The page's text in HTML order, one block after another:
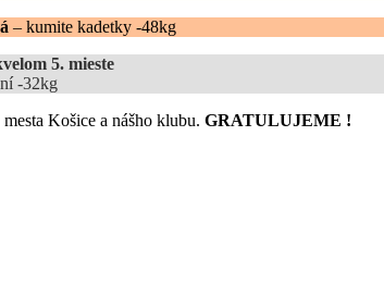
– kumite kadetky -48kg
5. mieste
-32kg
Košice a nášho klubu. GRATULUJEME !